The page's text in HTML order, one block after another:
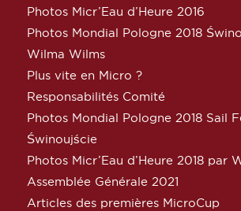
Photos Micr’Eau d’Heure 2016
Photos Mondial Pologne 2018
Wilma Wilms
Plus vite en Micro ?
Responsabilités Comité
Photos Mondial Pologne 2018 Sail
Świnoujście
Photos Micr’Eau d’Heure 2018 par
Assemblée Générale 2021
Articles des premières MicroCup